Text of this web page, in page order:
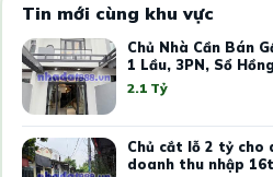
Tin mới cùng khu vực
Chủ Nhà Cần Bán
1 Lầu, 3PN, Sổ
Trung Tâm Thủ Dầu
2.1 Tỷ
Chủ cắt lỗ 2 tỷ cho
doanh thu nhập